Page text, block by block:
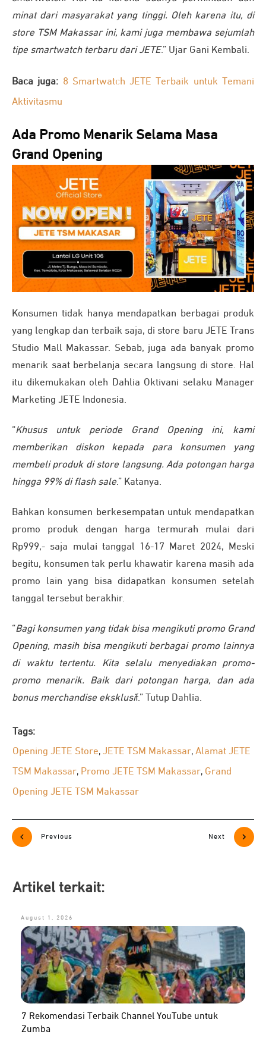
minat dari masyarakat yang tinggi. Oleh karena itu, di
store TSM Makassar ini, kami juga membawa sejumlah
tipe smartwatch terbaru dari JETE.” Ujar Gani Kembali.
Baca juga: 8 Smartwatch JETE Terbaik untuk Temani
Aktivitasmu
Ada Promo Menarik Selama Masa
Grand Opening
Konsumen tidak hanya mendapatkan berbagai produk
yang lengkap dan terbaik saja, di store baru JETE Trans
Studio Mall Makassar. Sebab, juga ada banyak promo
menarik saat berbelanja secara langsung di store. Hal
itu dikemukakan oleh Dahlia Oktivani selaku Manager
Marketing JETE Indonesia.
“Khusus untuk periode Grand Opening ini, kami
memberikan diskon kepada para konsumen yang
membeli produk di store langsung. Ada potongan harga
hingga 99% di flash sale.” Katanya.
Bahkan konsumen berkesempatan untuk mendapatkan
promo produk dengan harga termurah mulai dari
Rp999,- saja mulai tanggal 16-17 Maret 2024, Meski
begitu, konsumen tak perlu khawatir karena masih ada
promo lain yang bisa didapatkan konsumen setelah
tanggal tersebut berakhir.
“Bagi konsumen yang tidak bisa mengikuti promo Grand
Opening, masih bisa mengikuti berbagai promo lainnya
di waktu tertentu. Kita selalu menyediakan promo-
promo menarik. Baik dari potongan harga, dan ada
bonus merchandise eksklusif.” Tutup Dahlia.
Tags:
Opening JETE Store, JETE TSM Makassar, Alamat JETE
TSM Makassar, Promo JETE TSM Makassar, Grand
Opening JETE TSM Makassar
Previous Next
Artikel terkait:
August 1, 2026
7 Rekomendasi Terbaik Channel YouTube untuk
Zumba